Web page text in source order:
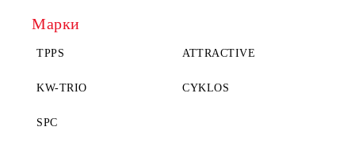
Марки
TPPS ATTRACTIVE
KW-TRIO CYKLOS
SPC